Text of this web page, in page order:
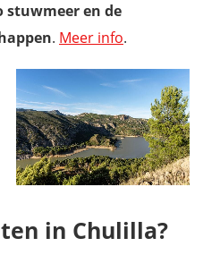
stuwmeer en de
. Meer info.
in Chulilla?